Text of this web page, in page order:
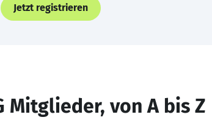
Jetzt registrieren
Mitglieder, von A bis Z